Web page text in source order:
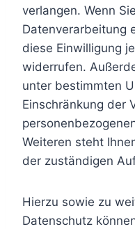
verlangen. Wenn
Datenverarbeitung
diese Einwilligung
widerrufen.
unter bestimmten
Einschränkung der
Weiteren steht
der zuständigen
Hierzu sowie zu
Datenschutz